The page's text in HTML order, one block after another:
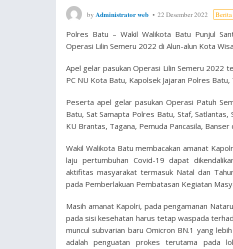
by Administrator web 22 Desember 2022
Polres Batu – Wakil Walikota Batu Punjul
Operasi Lilin Semeru 2022 di Alun-alun Kota
Apel gelar pasukan Operasi Lilin Semeru 2022
PC NU Kota Batu, Kapolsek Jajaran Polres
Peserta apel gelar pasukan Operasi Patuh
Batu, Sat Samapta Polres Batu, Staf,
KU Brantas, Tagana, Pemuda Pancasila, Banser
Wakil Walikota Batu membacakan amanat
laju pertumbuhan Covid-19 dapat
aktifitas masyarakat termasuk Natal dan
pada Pemberlakuan Pembatasan Kegiatan
Masih amanat Kapolri, pada pengamanan
pada sisi kesehatan harus tetap waspada
muncul subvarian baru Omicron BN.1 yang
adalah penguatan prokes terutama pada